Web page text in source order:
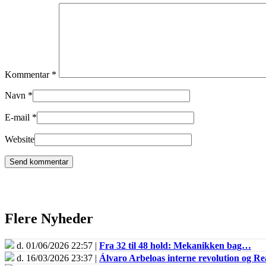
Kommentar *
Navn *
E-mail *
Website
Flere Nyheder
d. 01/06/2026 22:57 | Fra 32 til 48 hold: Mekanikken bag…
d. 16/03/2026 23:37 | Álvaro Arbeloas interne revolution og